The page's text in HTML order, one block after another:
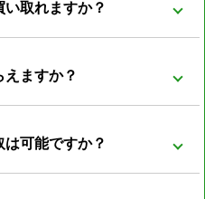
在庫を抱える事も無くコ
ります。 その結果、買取
が可能になっておりま
取れますか？
す。 ノーマル部品とセッ
、ノーマルパーツが無い
る車両もあります。
ますか？
は8000～数万円かかると
有していても利用価値は
は可能ですか？